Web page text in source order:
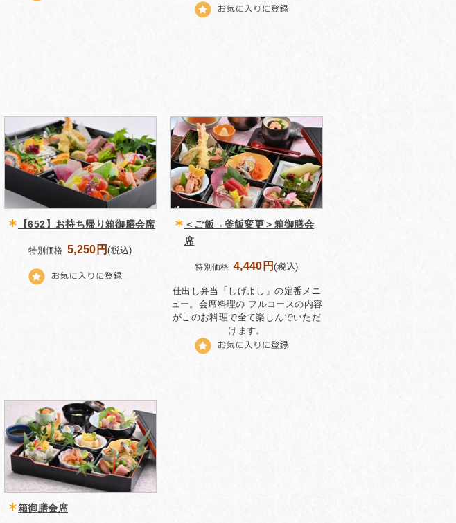
【652】お持ち帰り箱御膳会席
特別価格 5,250円(税込)
＜ご飯→釜飯変更＞箱御膳会
席
特別価格 4,440円(税込)
仕出し弁当「しげよし」の定番メニ
ュー。会席料理の フルコースの内容
がこのお料理で全て楽しんでいただ
けます。
箱御膳会席